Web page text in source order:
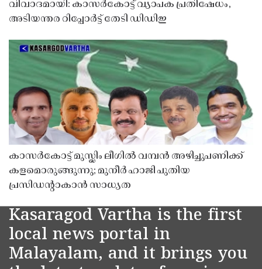
വിവാദമായി: കാസർകോട്ട് വ്യാപക പ്രതിഷേധം,
അടിയന്തര റിപ്പോർട്ട് തേടി ഡിഡിഇ
കാസർകോട്ട് മുസ്ലിം ലീഗിൽ വമ്പൻ അഴിച്ചുപണിക്ക്
കളമൊരുങ്ങുന്നു; മുനീർ ഹാജി പുതിയ
പ്രസിഡൻ്റാകാൻ സാധ്യത
Kasaragod Vartha is the first
local news portal in
Malayalam, and it brings you